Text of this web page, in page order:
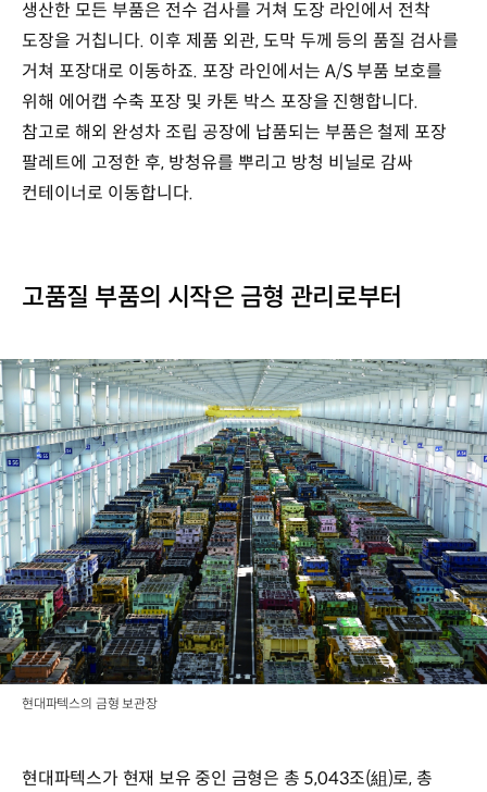
생산한 모든 부품은 전수 검사를 거쳐 도장 라인에서 전착
도장을 거칩니다. 이후 제품 외관, 도막 두께 등의 품질 검사를
거쳐 포장대로 이동하죠. 포장 라인에서는 A/S 부품 보호를
위해 에어캡 수축 포장 및 카톤 박스 포장을 진행합니다.
참고로 해외 완성차 조립 공장에 납품되는 부품은 철제 포장
팔레트에 고정한 후, 방청유를 뿌리고 방청 비닐로 감싸
컨테이너로 이동합니다.
고품질 부품의 시작은 금형 관리로부터
현대파텍스의 금형 보관장
현대파텍스가 현재 보유 중인 금형은 총 5,043조(組)로, 총